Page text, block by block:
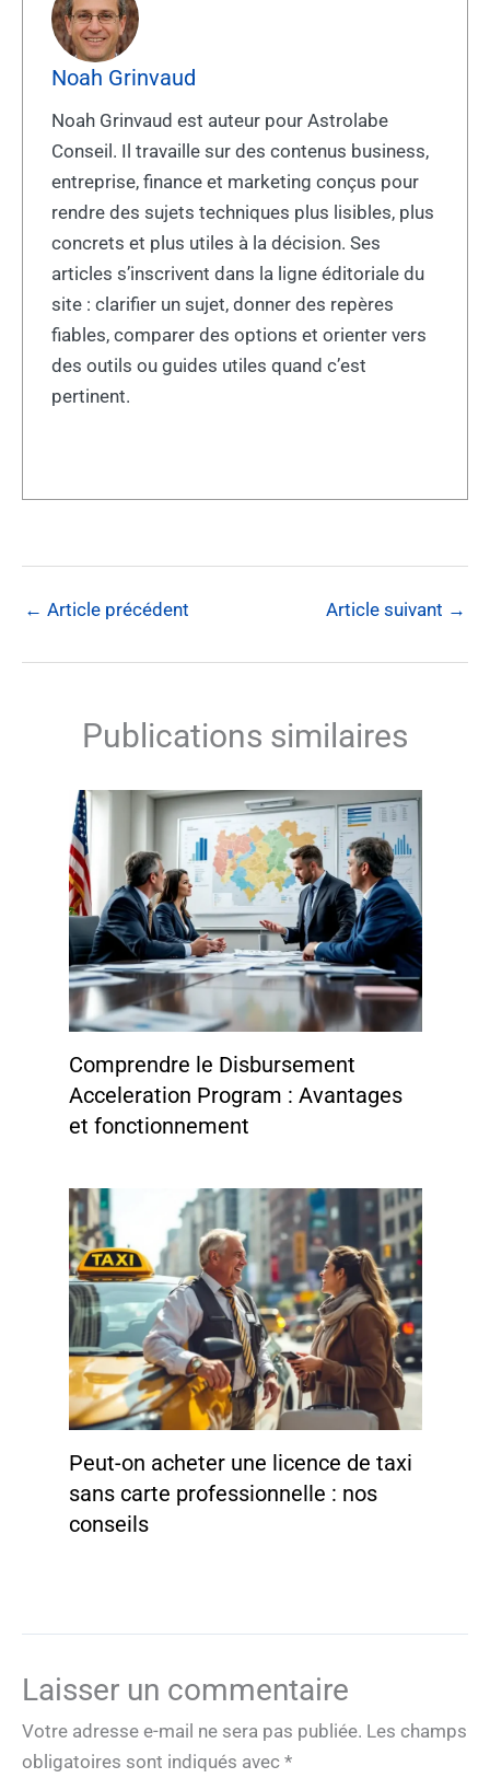
Noah Grinvaud
Noah Grinvaud est auteur pour Astrolabe
Conseil. Il travaille sur des contenus business,
entreprise, finance et marketing conçus pour
rendre des sujets techniques plus lisibles, plus
concrets et plus utiles à la décision. Ses
articles s’inscrivent dans la ligne éditoriale du
site : clarifier un sujet, donner des repères
fiables, comparer des options et orienter vers
des outils ou guides utiles quand c’est
pertinent.
← Article précédent Article suivant →
Publications similaires
Comprendre le Disbursement
Acceleration Program : Avantages
et fonctionnement
Peut-on acheter une licence de taxi
sans carte professionnelle : nos
conseils
Laisser un commentaire
Votre adresse e-mail ne sera pas publiée. Les champs
obligatoires sont indiqués avec *